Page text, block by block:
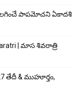
తొలగించే పాపమోచని ఏకాదశి
| మాస శివరాత్రి
తేదీ & ముహూర్తం,